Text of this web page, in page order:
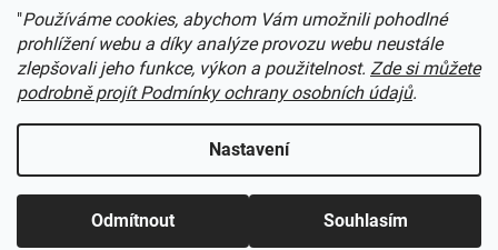
"Používáme cookies, abychom Vám umožnili pohodlné
prohlížení webu a díky analýze provozu webu neustále
zlepšovali jeho funkce, výkon a použitelnost. Zde si můžete
podrobně projít Podmínky ochrany osobních údajů.
Nastavení
Odmítnout Souhlasím
Copyright 2026 itvlaky.cz . Všechna práva vyhrazena. Upravit nastavení cookies